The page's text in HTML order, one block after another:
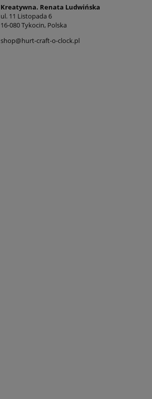
Kreatywna. Renata Ludwińska
ul. 11 Listopada 6
16-080 Tykocin, Polska
shop@hurt-craft-o-clock.pl